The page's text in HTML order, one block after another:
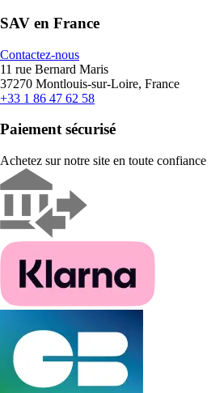
SAV en France
Contactez-nous
11 rue Bernard Maris
37270 Montlouis-sur-Loire, France
+33 1 86 47 62 58
Paiement sécurisé
Achetez sur notre site en toute confiance